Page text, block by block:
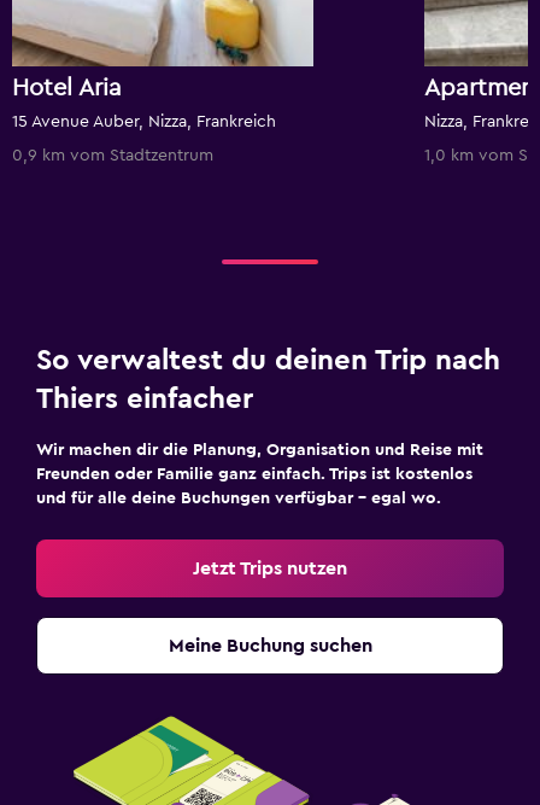
Hotel Aria
15 Avenue Auber, Nizza, Frankreich
0,9 km vom Stadtzentrum
Nizza,
1,0 km vom
So verwaltest du deinen Trip nach
Thiers einfacher
Wir machen dir die Planung, Organisation und Reise mit
Freunden oder Familie ganz einfach. Trips ist kostenlos
und für alle deine Buchungen verfügbar – egal wo.
Jetzt Trips nutzen
Meine Buchung suchen